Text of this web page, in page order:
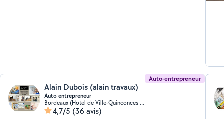
Auto-entrepreneur
Alain Dubois (alain travaux)
Auto entrepreneur
Bordeaux (Hotel de Ville-Quinconces 2)
4,7/5 (36 avis)